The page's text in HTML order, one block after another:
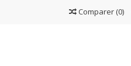
Comparer (0)